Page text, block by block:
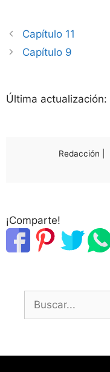
Capítulo 11
Capítulo 9
Última actualización:
Redacción |
¡Comparte!